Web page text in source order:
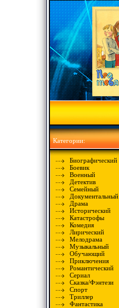
Категории:
Биографический
Боевик
Военный
Детектив
Семейный
Документальный
Драма
Исторический
Катастрофы
Комедия
Лирический
Мелодрама
Музыкальный
Обучающий
Приключения
Романтический
Сериал
Сказка/Фэнтези
Спорт
Триллер
Фантастика